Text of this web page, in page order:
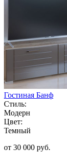
Гостиная Банф
Стиль:
Модерн
Цвет:
Темный
от 30 000 руб.